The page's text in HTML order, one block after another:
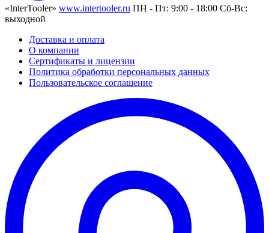
«InterTooler» www.intertooler.ru ПН - Пт: 9:00 - 18:00 Сб-Вс:
выходной
Доставка и оплата
О компании
Сертификаты и лицензии
Политика обработки персональных данных
Пользовательское соглашение